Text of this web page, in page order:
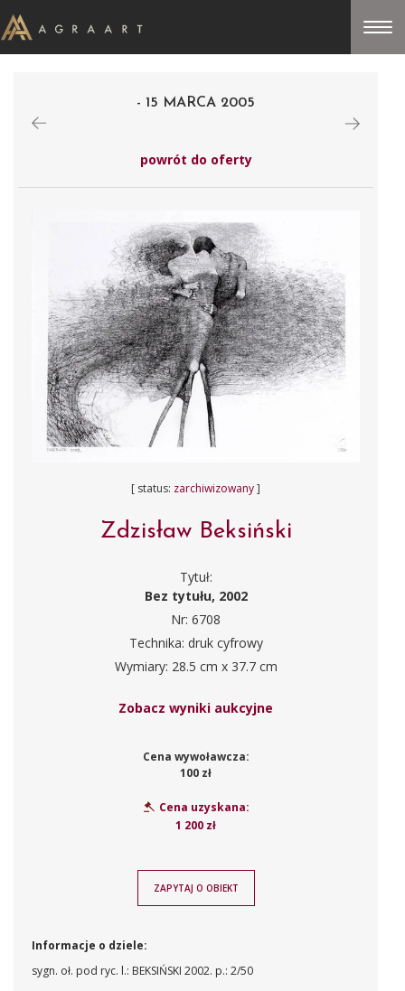
- 15 MARCA 2005
powrót do oferty
[ status: zarchiwizowany]
Zdzisław Beksiński
Tytuł:
Bez tytułu, 2002
Nr: 6708
Technika: druk cyfrowy
Wymiary: 28.5 cm x 37.7 cm
Zobacz wyniki aukcyjne
Cena wywoławcza:
100 zł
Cena uzyskana:
1 200 zł
ZAPYTAJ O OBIEKT
Informacje o dziele:
sygn. oł. pod ryc. l.: BEKSIŃSKI 2002. p.: 2/50